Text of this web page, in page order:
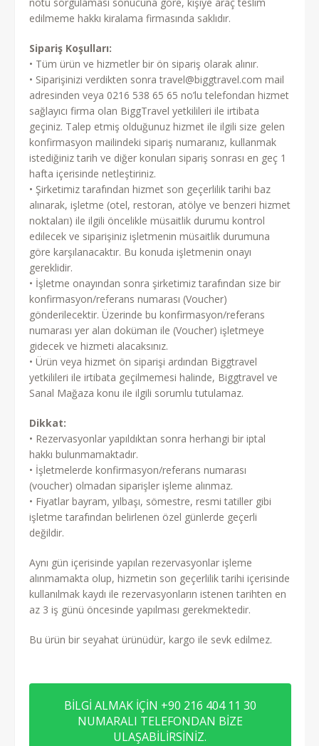
edilmeme hakkı kiralama firmasında saklıdır.
Sipariş Koşulları:
• Tüm ürün ve hizmetler bir ön sipariş olarak alınır.
• Siparişinizi verdikten sonra travel@biggtravel.com mail
adresinden veya 0216 538 65 65 no’lu telefondan hizmet
sağlayıcı firma olan BiggTravel yetkilileri ile irtibata
geçiniz. Talep etmiş olduğunuz hizmet ile ilgili size gelen
konfirmasyon mailindeki sipariş numaranız, kullanmak
istediğiniz tarih ve diğer konuları sipariş sonrası en geç 1
hafta içerisinde netleştiriniz.
• Şirketimiz tarafından hizmet son geçerlilik tarihi baz
alınarak, işletme (otel, restoran, atölye ve benzeri hizmet
noktaları) ile ilgili öncelikle müsaitlik durumu kontrol
edilecek ve siparişiniz işletmenin müsaitlik durumuna
göre karşılanacaktır. Bu konuda işletmenin onayı
gereklidir.
• İşletme onayından sonra şirketimiz tarafından size bir
konfirmasyon/referans numarası (Voucher)
gönderilecektir. Üzerinde bu konfirmasyon/referans
numarası yer alan doküman ile (Voucher) işletmeye
gidecek ve hizmeti alacaksınız.
• Ürün veya hizmet ön siparişi ardından Biggtravel
yetkilileri ile irtibata geçilmemesi halinde, Biggtravel ve
Sanal Mağaza konu ile ilgili sorumlu tutulamaz.
Dikkat:
• Rezervasyonlar yapıldıktan sonra herhangi bir iptal
hakkı bulunmamaktadır.
• İşletmelerde konfirmasyon/referans numarası
(voucher) olmadan siparişler işleme alınmaz.
• Fiyatlar bayram, yılbaşı, sömestre, resmi tatiller gibi
işletme tarafından belirlenen özel günlerde geçerli
değildir.
Aynı gün içerisinde yapılan rezervasyonlar işleme
alınmamakta olup, hizmetin son geçerlilik tarihi içerisinde
kullanılmak kaydı ile rezervasyonların istenen tarihten en
az 3 iş günü öncesinde yapılması gerekmektedir.
Bu ürün bir seyahat ürünüdür, kargo ile sevk edilmez.
BİLGİ ALMAK İÇİN +90 216 404 11 30
NUMARALI TELEFONDAN BİZE
ULAŞABİLİRSİNİZ.